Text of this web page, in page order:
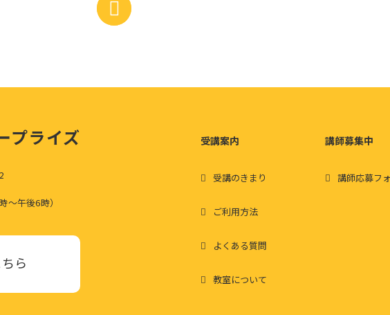
プライズ
～午後6時）
ら
受講案内
受講のきまり
ご利用方法
よくある質問
教室について
講師募集中
講師応募フ